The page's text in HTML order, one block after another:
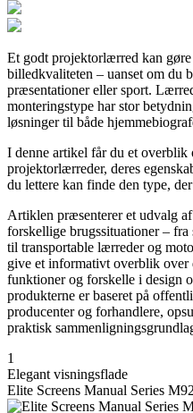
Et godt projektorlærred kan
billedkvaliteten – uanset om du
præsentationer eller sport.
monteringstype har stor
løsninger til både
I denne artikel får du et
projektorlærreder, deres
du lettere kan finde den type,
Artiklen præsenterer et udvalg
forskellige brugssituationer –
til transportable lærreder og
give et informativt overblik over
funktioner og forskelle i design
produkterne er baseret på
producenter og forhandlere,
praktisk
1
Elegant visningsflade
Elite Screens Manual Series